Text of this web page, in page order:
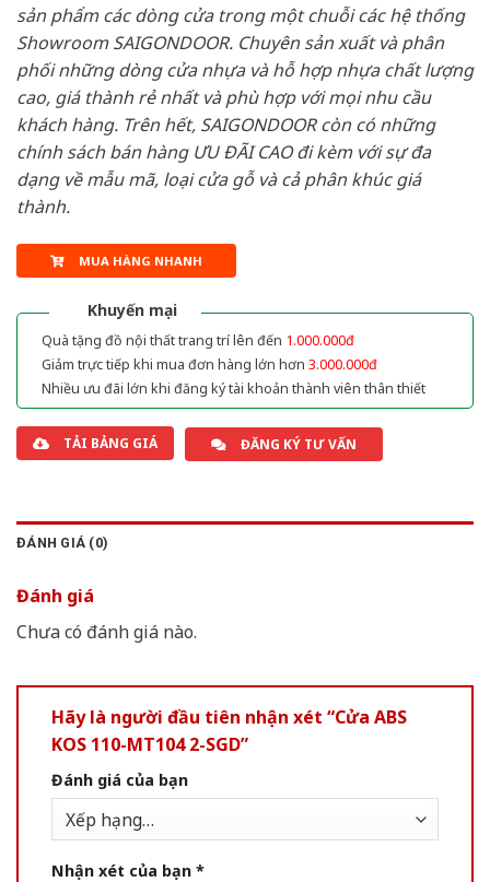
sản phẩm các dòng cửa trong một chuỗi các hệ thống
Showroom SAIGONDOOR. Chuyên sản xuất và phân
phối những dòng cửa nhựa và hỗ hợp nhựa chất lượng
cao, giá thành rẻ nhất và phù hợp với mọi nhu cầu
khách hàng. Trên hết, SAIGONDOOR còn có những
chính sách bán hàng ƯU ĐÃI CAO đi kèm với sự đa
dạng về mẫu mã, loại cửa gỗ và cả phân khúc giá
thành.
MUA HÀNG NHANH
Khuyến mại
Quà tặng đồ nội thất trang trí lên đến 1.000.000đ
Giảm trực tiếp khi mua đơn hàng lớn hơn 3.000.000đ
Nhiều ưu đãi lớn khi đăng ký tài khoản thành viên thân thiết
TẢI BẢNG GIÁ ĐĂNG KÝ TƯ VẤN
ĐÁNH GIÁ (0)
Đánh giá
Chưa có đánh giá nào.
Hãy là người đầu tiên nhận xét “Cửa ABS
KOS 110-MT104 2-SGD”
Đánh giá của bạn
Nhận xét của bạn *